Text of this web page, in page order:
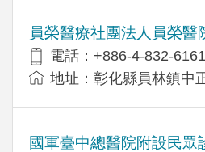
員榮醫療社團法人員榮醫
電話：+886-4-832-
地址：彰化縣員林鎮中
國軍臺中總醫院附設民眾